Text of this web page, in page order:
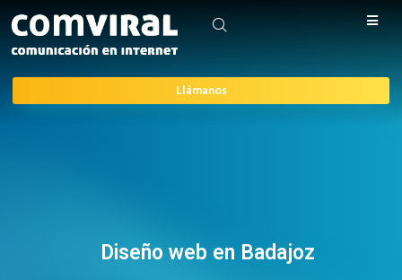
Llámanos
Diseño web en Badajoz